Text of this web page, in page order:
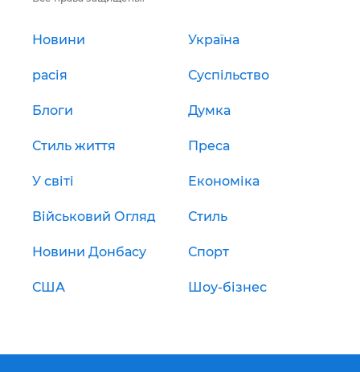
Новини Україна
расія Суспільство
Блоги Думка
Стиль життя Преса
У світі Економіка
Військовий Огляд Стиль
Новини Донбасу Спорт
США Шоу-бізнес